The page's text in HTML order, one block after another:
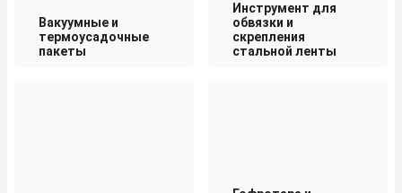
Вакуумные и
термоусадочные
пакеты
Инструмент для
обвязки и
скрепления
стальной ленты